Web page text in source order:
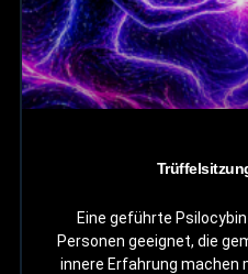
Eine geführte
Personen geeignet, die
innere Erfahrung machen